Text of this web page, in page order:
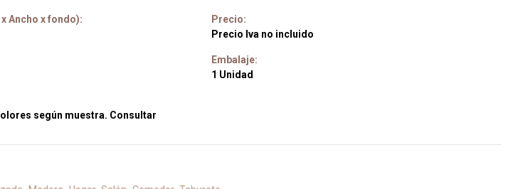
Ancho x fondo):
Precio:
Precio Iva no incluido
Embalaje:
1 Unidad
según muestra. Consultar